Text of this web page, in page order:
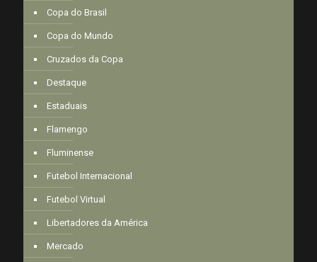
Copa do Brasil
Copa do Mundo
Cruzados da Copa
Destaque
Estaduais
Flamengo
Fluminense
Futebol Internacional
Futebol Virtual
Libertadores da América
Mercado